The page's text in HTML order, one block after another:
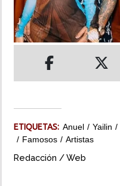
MULTIMEDIA
IMPRESO
ETIQUETAS: Anuel Yailin
Famosos
Artistas
Redacción / Web